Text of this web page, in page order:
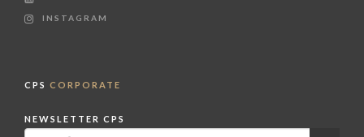
INSTAGRAM
CPS CORPORATE
NEWSLETTER CPS